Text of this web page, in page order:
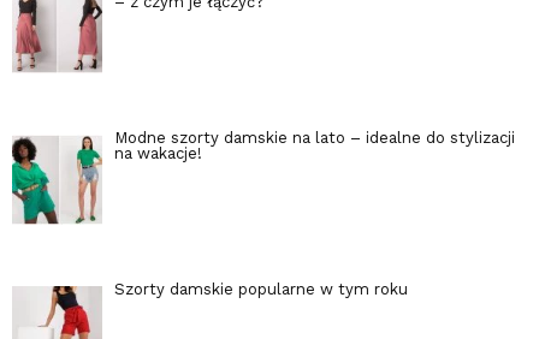
Modne szorty damskie na lato – idealne do stylizacji
na wakacje!
Szorty damskie popularne w tym roku